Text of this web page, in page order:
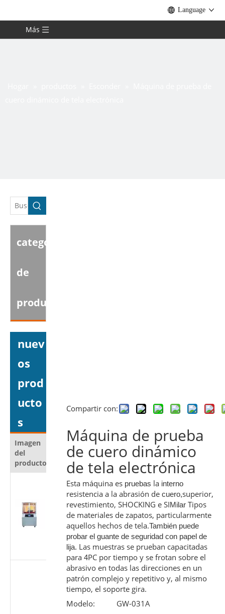
Language
Más
categoria
de
producto
nuev
os
prod
ucto
s
Imagen
del
producto
Nombre del
producto
Probador
automático
resistencia al
corte para
materiales
protectores
Probador de
rendimiento
deslizante de
jeringa
Compartir con:
Máquina de prueba
de cuero dinámico
de tela electrónica
Esta máquina es pruebas la interno
resistencia a la abrasión de cuero,superior,
revestimiento, SHOCKING e SIMilar Tipos
de materiales de zapatos, particularmente
aquellos hechos de tela.También puede
probar el guante de seguridad con papel de
lija. Las muestras se prueban capacitadas
para 4PC por tiempo y se frotan sobre el
abrasivo en todas las direcciones en un
patrón complejo y repetitivo y, al mismo
tiempo, el soporte gira.
Modelo:
GW-031A